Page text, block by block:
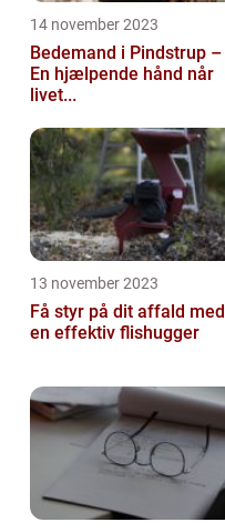
14 november 2023
Bedemand i Pindstrup –
En hjælpende hånd når
livet...
13 november 2023
Få styr på dit affald med
en effektiv flishugger